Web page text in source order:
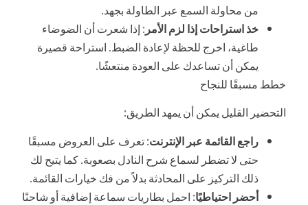
من محاولة السمع عبر الطاولة بجهد.
خذ استراحات إذا لزم الأمر : إذا شعرت أن الضوضاء
طاغية، اخرج للحظة لإعادة الضبط. استراحة قصيرة
يمكن أن تساعدك على العودة منتعشًا.
خطط مسبقًا للنجاح
التحضير القليل يمكن أن يمهد الطريق:
راجع القائمة عبر الإنترنت: تعرف على العروض مسبقًا
حتى لا تضطر لسماع شرح النادل بصعوبة. كما يتيح لك
ذلك التركيز على المحادثة بدلاً من فك خيارات القائمة.
أحضر احتياطيًا: احمل بطاريات سماعة إضافية أو شاحنًا